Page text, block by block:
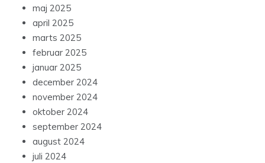
maj 2025
april 2025
marts 2025
februar 2025
januar 2025
december 2024
november 2024
oktober 2024
september 2024
august 2024
juli 2024